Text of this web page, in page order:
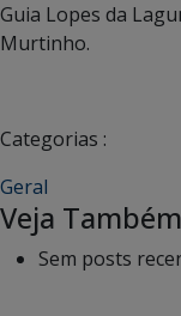
Guia Lopes da
Murtinho.
Categorias :
Geral
Veja Também
Sem posts